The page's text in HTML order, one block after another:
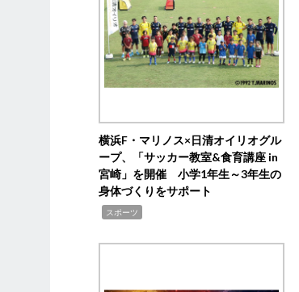
横浜F・マリノス×日清オイリオグル
ープ、「サッカー教室&食育講座 in
宮崎」を開催 小学1年生～3年生の
身体づくりをサポート
スポーツ